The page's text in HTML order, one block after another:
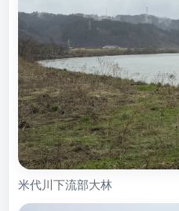
米代川下流部大林